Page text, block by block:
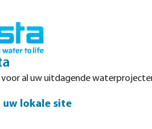
voor al uw uitdagende
uw lokale site